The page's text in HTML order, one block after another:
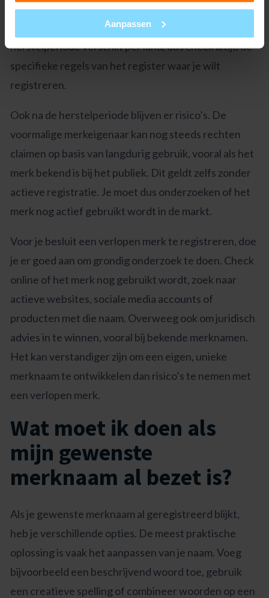
Aanpassen
eigenaar meestal nog zes maanden de tijd om het
merk te herstellen met terugwerkende kracht. Deze
herstelperiode verschilt per land, dus check altijd de
specifieke regels van het register waar je wilt
registreren.
Ook na de herstelperiode blijven er risico’s. De
voormalige merkeigenaar kan nog steeds rechten
claimen op basis van langdurig gebruik, vooral als het
merk bekend is bij het publiek. Dit geldt zelfs zonder
actieve registratie. Je moet dus onderzoeken of het
merk nog actief gebruikt wordt in de markt.
Voor je besluit een verlopen merk te registreren, doe
je er goed aan om grondig onderzoek te doen. Check
online of het merk nog gebruikt wordt, zoek naar
actieve websites, sociale media accounts of
producten met die naam. Overweeg ook om juridisch
advies in te winnen, vooral bij bekende merknamen.
Het kan verstandiger zijn om een eigen, unieke
merknaam te ontwikkelen dan risico’s te nemen met
een verlopen merk.
Wat moet ik doen als
mijn gewenste
merknaam al bezet is?
Als je gewenste merknaam al geregistreerd blijkt,
heb je verschillende opties. De meest praktische
oplossing is vaak het aanpassen van je naam. Voeg
bijvoorbeeld een beschrijvend woord toe, gebruik
een creatieve spelling of combineer woorden op een